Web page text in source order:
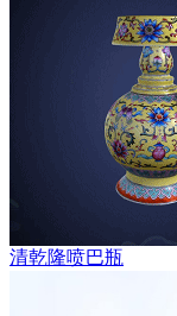
清乾隆喷巴瓶